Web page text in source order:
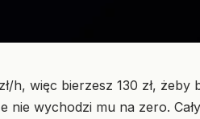
h, więc bierzesz 130 zł, żeby
nie wychodzi mu na zero.